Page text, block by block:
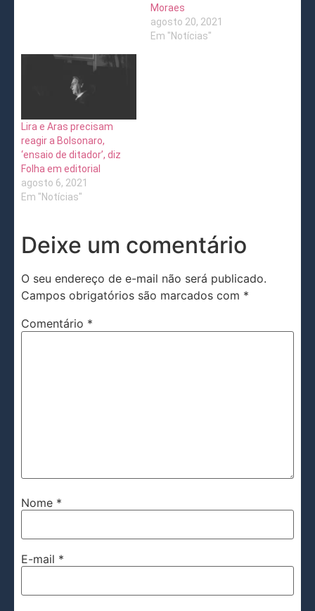
Moraes
agosto 20, 2021
Em "Notícias"
Lira e Aras precisam
reagir a Bolsonaro,
‘ensaio de ditador’, diz
Folha em editorial
agosto 6, 2021
Em "Notícias"
Deixe um comentário
O seu endereço de e-mail não será publicado.
Campos obrigatórios são marcados com *
Comentário *
Nome *
E-mail *